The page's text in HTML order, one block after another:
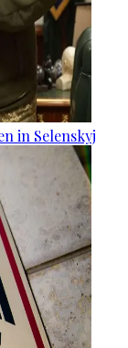
in Selenskyj